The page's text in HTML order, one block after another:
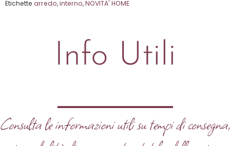
5
Etichette arredo,interno,NOVITA' HOME
Info Utili
Consulta le informazioni utili su tempi di consegna,